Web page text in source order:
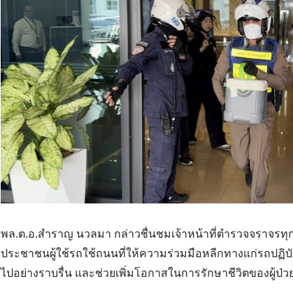
Search
for:
พล.ต.อ.สำราญ นวลมา กล่าวชื่นชมเจ้าหน้าที่ตำรวจจราจร
ประชาชนผู้ใช้รถใช้ถนนที่ให้ความร่วมมือหลีกทางแก่รถปฏิ
ไปอย่างราบรื่น และช่วยเพิ่มโอกาสในการรักษาชีวิตของผู้ป่ว